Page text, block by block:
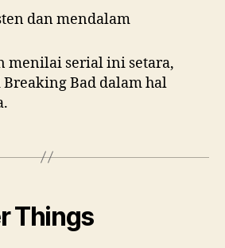
dan mendalam
menilai serial ini setara,
Bad dalam hal
Things